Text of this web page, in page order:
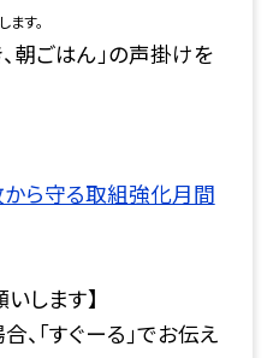
す。
朝ごはん」の声掛けを
ら守る取組強化月間
します】
、｢すぐーる｣でお伝え